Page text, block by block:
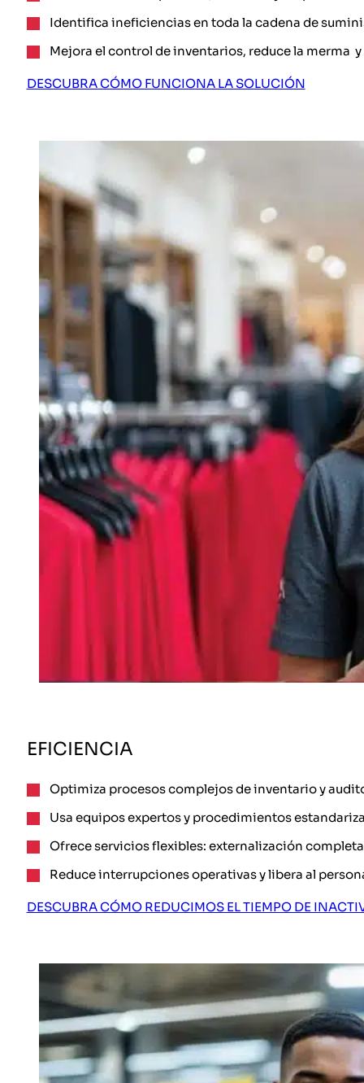
Identifica ineficiencias en toda la cadena de
Mejora el control de inventarios, reduce la merma
DESCUBRA CÓMO FUNCIONA LA SOLUCIÓN
EFICIENCIA
Optimiza procesos complejos de inventario y
Usa equipos expertos y procedimientos
Ofrece servicios flexibles: externalización
Reduce interrupciones operativas y libera al
DESCUBRA CÓMO REDUCIMOS EL TIEMPO DE